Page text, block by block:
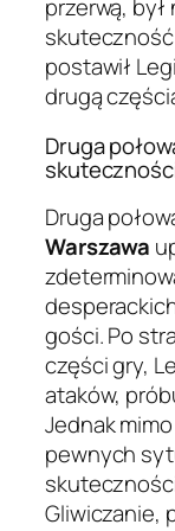
przerwą,
postawił
drugą
Druga
Druga
Warszawa
gości. Po
części gry,
ataków,
Jednak
pewnych
Gliwiczanie,